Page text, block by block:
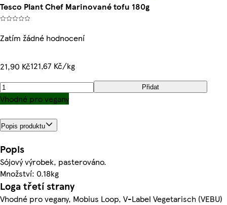
Tesco Plant Chef Marinované tofu 180g
Zatím žádné hodnocení
21,90 Kč121,67 Kč/kg
Přidat
Vhodné pro vegany
Popis produktu
Popis
Sójový výrobek, pasterováno.
Množství: 0.18kg
Loga třetí strany
Vhodné pro vegany, Mobius Loop, V-Label Vegetarisch (VEBU)